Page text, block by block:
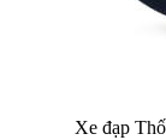
Xe đạp